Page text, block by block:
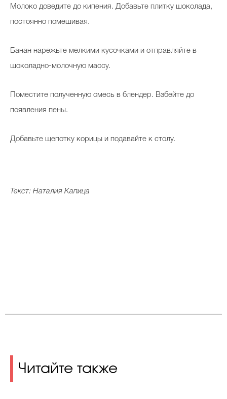
Молоко доведите до кипения. Добавьте плитку шоколада,
постоянно помешивая.
Банан нарежьте мелкими кусочками и отправляйте в
шоколадно-молочную массу.
Поместите полученную смесь в блендер. Взбейте до
появления пены.
Добавьте щепотку корицы и подавайте к столу.
Текст: Наталия Капица
Читайте также